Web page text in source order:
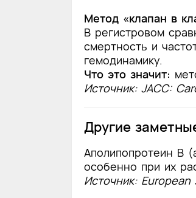
Метод «клапан в
В регистровом
смертность и
гемодинамику.
Что это значит:
Источник: JACC:
Другие
Аполипопротеин B
особенно при их
Источник: